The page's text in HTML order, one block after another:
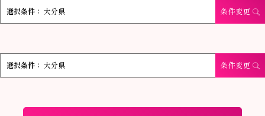
選択条件： 大分県 条件変更
選択条件： 大分県 条件変更